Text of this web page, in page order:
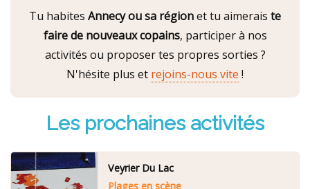
Tu habites Annecy ou sa régionet tu aimerais te
faire de nouveaux copains, participer à nos
activités ou proposer tes propres sorties ?
N'hésite plus et rejoins-nous vite !
Les prochaines activités
Veyrier Du Lac
Plages en scène